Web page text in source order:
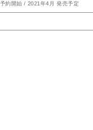
約開始 / 2021年4月 発売予定